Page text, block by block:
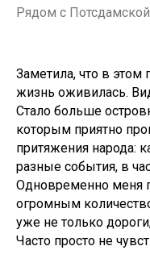
Рядом с
Заметила, что в этом
жизнь оживилась.
Стало больше
которым приятно
притяжения народа:
разные события, в
Одновременно меня
огромным
уже не только
Часто просто не